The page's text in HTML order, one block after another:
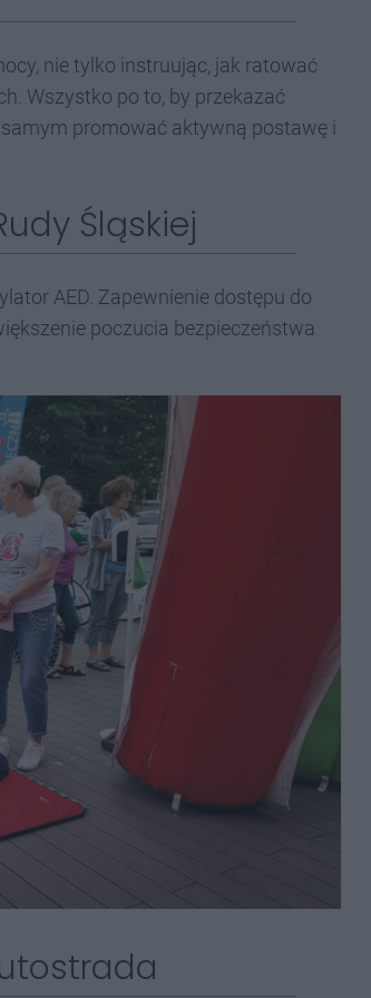
nie tylko instruując, jak ratować
Wszystko po to, by przekazać
promować aktywną postawę i
Śląskiej
AED. Zapewnienie dostępu do
poczucia bezpieczeństwa